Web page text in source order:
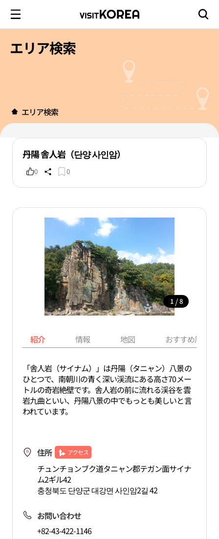
エリア検索
エリア検索
丹陽 舎人岩（단양 사인암）
0 0
1 / 8
紹介 情報 地図 おすすめ周辺
「舎人岩（サイナム）」は丹陽（タニャン）八景の
ひとつで、南朝川の青く深い渓流にある高さ70メー
トルの奇岩絶壁です。舎人岩の前に流れる渓谷を雲
岩九曲といい、丹陽八景の中でもっとも美しいと言
われています。
住所 アクセス
チュンチョンブク道タニャン郡テガン面サイナ
ム2ギル42
충청북도 단양군 대강면 사인암2길 42
お問い合わせ
+82-43-422-1146